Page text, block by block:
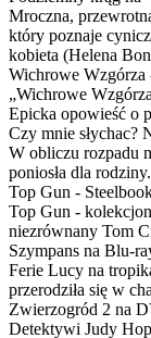
Mroczna,
który poznaje
kobieta (Helena
Wichrowe
„Wichrowe
Epicka opowieść o
Czy mnie
W obliczu rozpadu
poniosła dla
Top Gun -
Top Gun -
niezrównany Tom
Szympans na Blu-
Ferie Lucy na
przerodziła się w
Zwierzogród 2 na
Detektywi Judy